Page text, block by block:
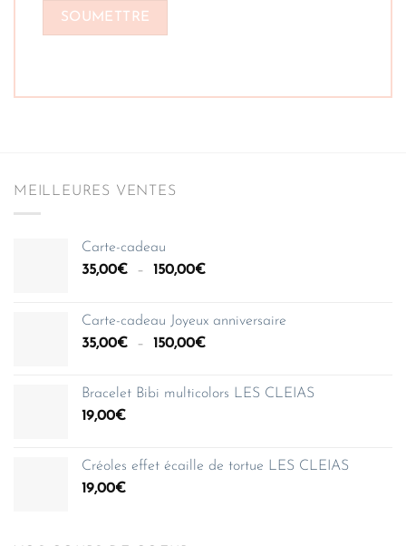
MEILLEURES VENTES
Carte-cadeau
35,00€ – 150,00€Plage
35,00€
à
Carte-cadeau Joyeux anniversaire
35,00€ – 150,00€Plage
35,00€
Bracelet Bibi multicolors LES CLEIAS
19,00€
Créoles effet écaille de tortue LES CLEIAS
19,00€